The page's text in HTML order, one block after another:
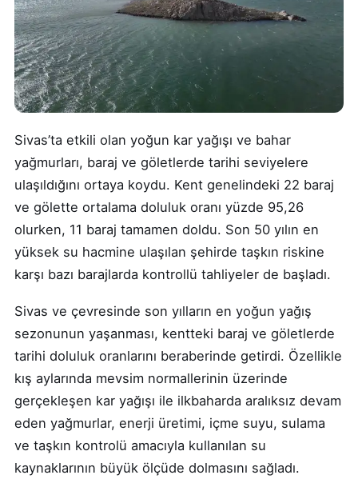
Sivas’ta etkili olan yoğun kar yağışı ve bahar
yağmurları, baraj ve göletlerde tarihi seviyelere
ulaşıldığını ortaya koydu. Kent genelindeki 22 baraj
ve gölette ortalama doluluk oranı yüzde 95,26
olurken, 11 baraj tamamen doldu. Son 50 yılın en
yüksek su hacmine ulaşılan şehirde taşkın riskine
karşı bazı barajlarda kontrollü tahliyeler de başladı.
Sivas ve çevresinde son yılların en yoğun yağış
sezonunun yaşanması, kentteki baraj ve göletlerde
tarihi doluluk oranlarını beraberinde getirdi. Özellikle
kış aylarında mevsim normallerinin üzerinde
gerçekleşen kar yağışı ile ilkbaharda aralıksız devam
eden yağmurlar, enerji üretimi, içme suyu, sulama
ve taşkın kontrolü amacıyla kullanılan su
kaynaklarının büyük ölçüde dolmasını sağladı.